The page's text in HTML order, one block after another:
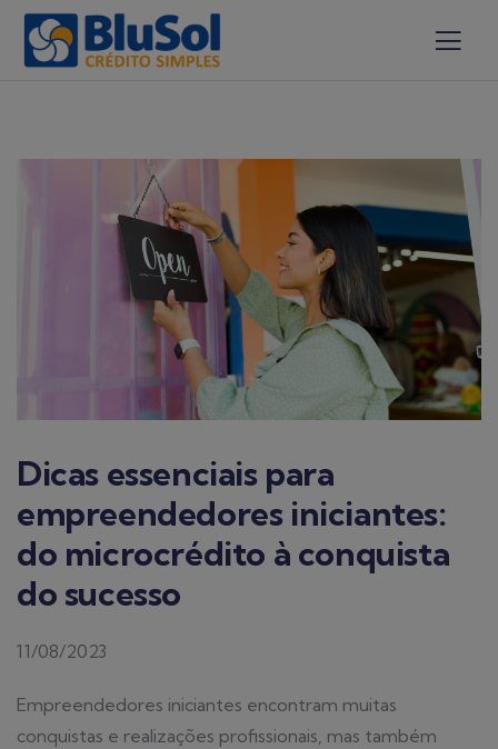
Dicas essenciais para
empreendedores iniciantes:
do microcrédito à conquista
do sucesso
11/08/2023
Empreendedores iniciantes encontram muitas
conquistas e realizações profissionais, mas também